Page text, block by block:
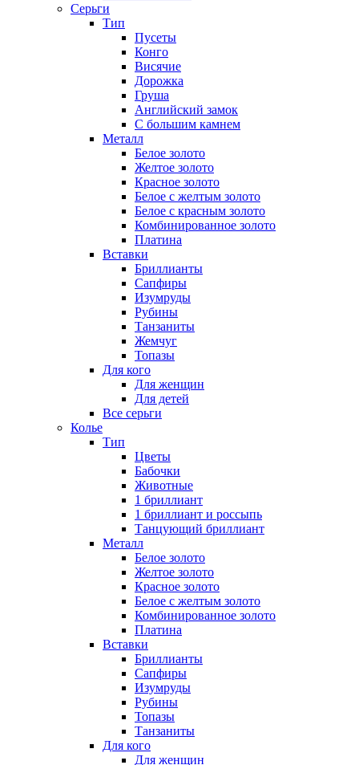
Серьги
Тип
Пусеты
Конго
Висячие
Дорожка
Груша
Английский замок
С большим камнем
Металл
Белое золото
Желтое золото
Красное золото
Белое с желтым золото
Белое с красным золото
Комбинированное золото
Платина
Вставки
Бриллианты
Сапфиры
Изумруды
Рубины
Танзаниты
Жемчуг
Топазы
Для кого
Для женщин
Для детей
Все серьги
Колье
Тип
Цветы
Бабочки
Животные
1 бриллиант
1 бриллиант и россыпь
Танцующий бриллиант
Металл
Белое золото
Желтое золото
Красное золото
Белое с желтым золото
Комбинированное золото
Платина
Вставки
Бриллианты
Сапфиры
Изумруды
Рубины
Топазы
Танзаниты
Для кого
Для женщин